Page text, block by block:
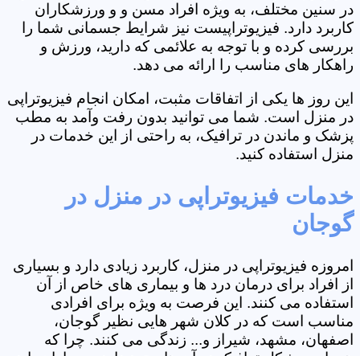
در سنین مختلف، به ویژه افراد مسن و و ورزشکاران
کاربرد دارد. فیزیوتراپیست نیز شرایط جسمانی شما را
بررسی کرده و با توجه به علائمی که دارید، ورزش و
راهکار های مناسب را ارائه می دهد.
این روز ها یکی از اتفاقات مثبت، امکان انجام فیزیوتراپی
در منزل است. شما می توانید بدون رفت وآمد به مطب
پزشک و ماندن در ترافیک، به راحتی از این خدمات در
منزل استفاده کنید.
خدمات فیزیوتراپی در منزل در
گوجان
امروزه فیزیوتراپی در منزل، کاربرد زیادی دارد و بسیاری
از افراد برای درمان درد ها و بیماری های خاص از آن
استفاده می کنند. این فرصت به ویژه برای افرادی
مناسب است که در کلان شهر هایی نظیر گوجان،
اصفهان، مشهد، شیراز و... زندگی می کنند. چرا که